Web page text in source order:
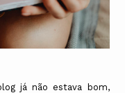
já não estava bom,